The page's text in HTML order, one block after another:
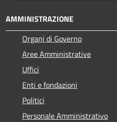
AMMINISTRAZIONE
Organi di Governo
Aree Amministrative
Uffici
Enti e fondazioni
Politici
Personale Amministrativo